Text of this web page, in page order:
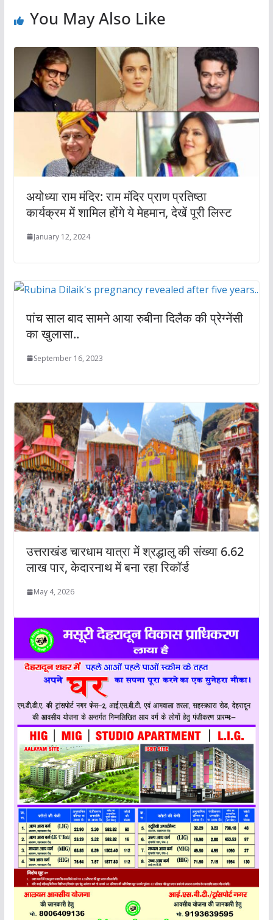
You May Also Like
अयोध्या राम मंदिर: राम मंदिर प्राण प्रतिष्ठा
कार्यक्रम में शामिल होंगे ये मेहमान, देखें पूरी लिस्ट
January 12, 2024
पांच साल बाद सामने आया रुबीना दिलैक की प्रेग्नेंसी
का खुलासा..
September 16, 2023
उत्तराखंड चारधाम यात्रा में श्रद्धालु की संख्या 6.62
लाख पार, केदारनाथ में बना रहा रिकॉर्ड
May 4, 2026